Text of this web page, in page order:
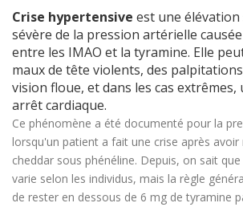
Crise hypertensive est une
sévère de la pression artérielle
entre les IMAO et la tyramine. Elle
maux de tête violents, des
vision floue, et dans les cas extrêmes,
arrêt cardiaque.
Ce phénomène a été documenté pour la
lorsqu'un patient a fait une crise après
cheddar sous phénéline. Depuis, on sait
varie selon les individus, mais la règle
de rester en dessous de 6 mg de tyramine